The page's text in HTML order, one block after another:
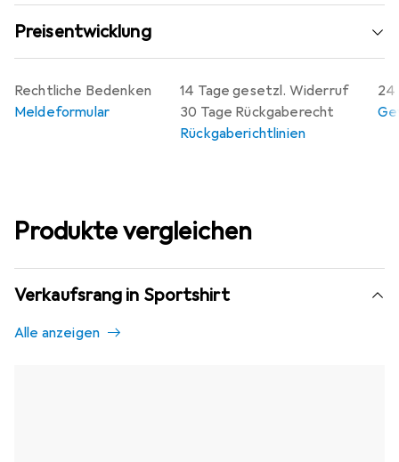
Preisentwicklung
14 Tage gesetzl. Widerruf
30 Tage Rückgaberecht
Rückgaberichtlinien
24
Rechtliche Bedenken
Meldeformular
Produkte vergleichen
Verkaufsrang in Sportshirt
Alle anzeigen